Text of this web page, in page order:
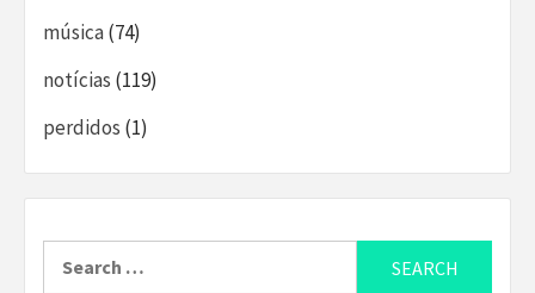
música(74)
notícias (119)
perdidos (1)